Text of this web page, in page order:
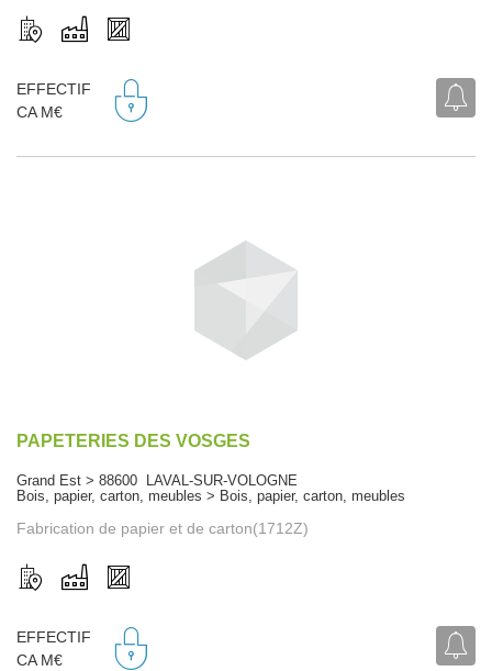
EFFECTIF
CA M€
PAPETERIES DES VOSGES
Grand Est > 88600 LAVAL-SUR-VOLOGNE
Bois, papier, carton, meubles > Bois, papier, carton, meubles
Fabrication de papier et de carton(1712Z)
EFFECTIF
CA M€